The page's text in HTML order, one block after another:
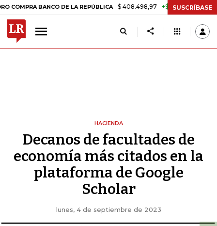
BANCO DE LA REPÚBLICA $ 408.498,97 +$ 8.753,81 +2,19%
SUSCRÍBASE
HACIENDA
Decanos de facultades de
economía más citados en la
plataforma de Google
Scholar
lunes, 4 de septiembre de 2023